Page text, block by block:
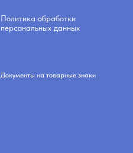
Политика обработки
персональных данных
Документы на товарные знаки